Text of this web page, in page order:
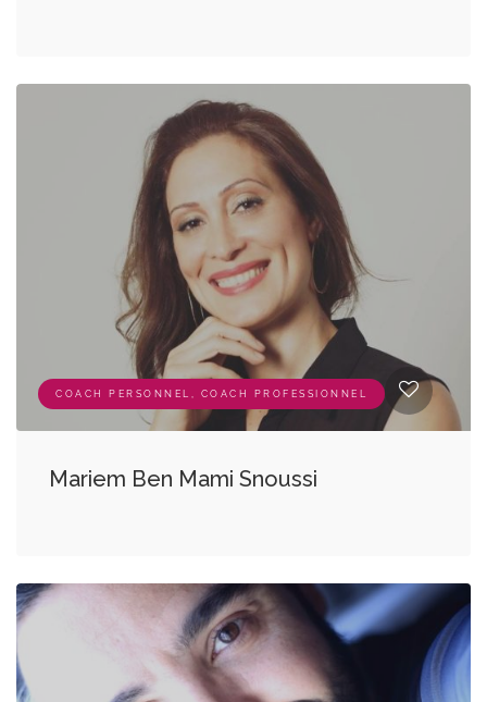
COACH PERSONNEL, COACH PROFESSIONNEL
Mariem Ben Mami Snoussi